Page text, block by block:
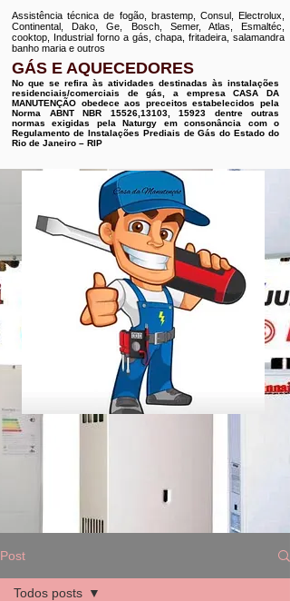
Assistência técnica de fogão, brastemp, Consul, Electrolux,
Continental, Dako, Ge, Bosch, Semer, Atlas, Esmaltéc,
cooktop, Industrial forno a gás, chapa, fritadeira, salamandra
banho maria e outros
GÁS E AQUECEDORES
No que se refira às atividades destinadas às instalações
residenciais/comerciais de gás, a empresa CASA DA
MANUTENÇÃO obedece aos preceitos estabelecidos pela
Norma ABNT NBR 15526,13103, 15923 dentre outras
normas exigidas pela Naturgy em consonância com o
Regulamento de Instalações Prediais de Gás do Estado do
Rio de Janeiro – RIP
Post
Todos posts